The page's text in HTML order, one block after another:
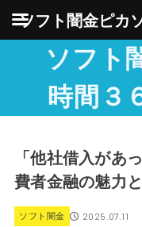
ソフト
時間３
「他社借入があ
費者金融の魅力と
ソフト闇金 2025.07.11
ソフト闇金ピカ